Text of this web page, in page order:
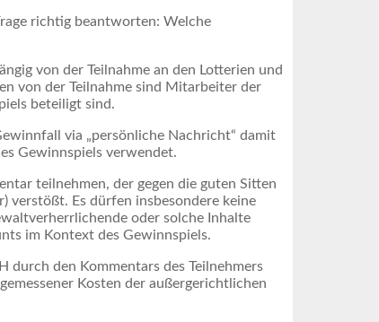
richtig beantworten: Welche
von der Teilnahme an den Lotterien und
von der Teilnahme sind Mitarbeiter der
beteiligt sind.
via „persönliche Nachricht“ damit
Gewinnspiels verwendet.
teilnehmen, der gegen die guten Sitten
verstößt. Es dürfen insbesondere keine
oder solche Inhalte
im Kontext des Gewinnspiels.
durch den Kommentars des Teilnehmers
Kosten der außergerichtlichen